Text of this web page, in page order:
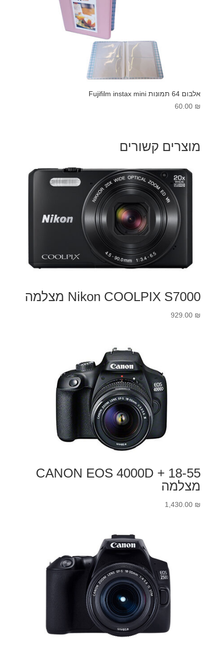
אלבום 64 תמונות Fujifilm instax mini
60.00 ₪
מוצרים קשורים
Nikon COOLPIX S7000 מצלמה
929.00 ₪
CANON EOS 4000D + 18-55
מצלמה
1,430.00 ₪